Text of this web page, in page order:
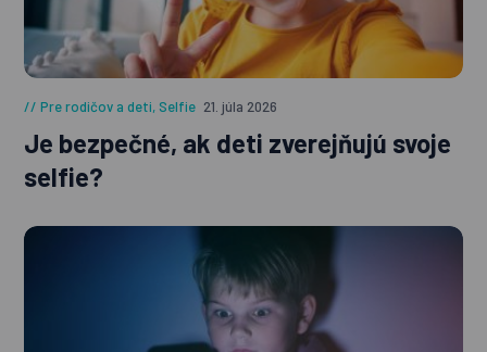
Pre rodičov a deti,Selfie 21. júla 2026
Je bezpečné, ak deti zverejňujú svoje
selfie?